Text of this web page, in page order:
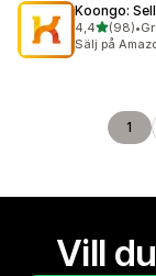
Koongo:
4,4av 5(98)
98 •
Sälj på
1
Vill